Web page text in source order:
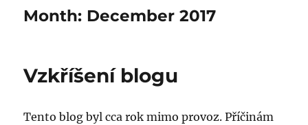
Month: December 2017
Vzkříšení blogu
Tento blog byl cca rok mimo provoz. Příčinám